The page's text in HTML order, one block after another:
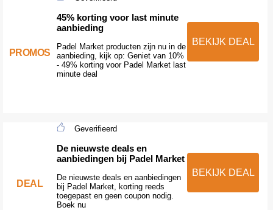
PROMOS
45% korting voor last minute
aanbieding
Padel Market producten zijn nu in de
aanbieding, kijk op: Geniet van 10%
- 49% korting voor Padel Market last
minute deal
BEKIJK DEAL
DEAL
Geverifieerd
De nieuwste deals en
aanbiedingen bij Padel Market
De nieuwste deals en aanbiedingen
bij Padel Market, korting reeds
toegepast en geen coupon nodig.
Boek nu
BEKIJK DEAL